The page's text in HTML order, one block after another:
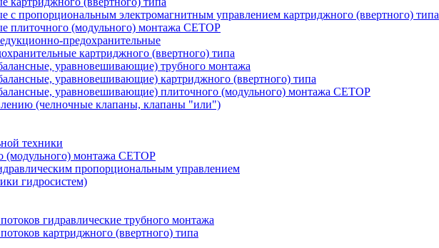
с пропорциональным электромагнитным управлением картриджного (ввертного) типа
плиточного (модульного) монтажа CETOP
предохранительные
картриджного (ввертного) типа
уравновешивающие) трубного монтажа
уравновешивающие) картриджного (ввертного) типа
уравновешивающие) плиточного (модульного) монтажа CETOP
(челночные клапаны, клапаны "или")
техники
(модульного) монтажа СЕТОР
пропорциональным управлением
гидросистем)
гидравлические трубного монтажа
картриджного (ввертного) типа